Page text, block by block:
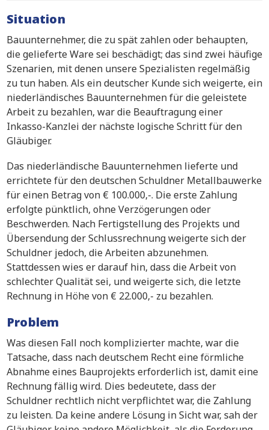
Situation
Bauunternehmer, die zu spät zahlen oder behaupten,
die gelieferte Ware sei beschädigt; das sind zwei häufige
Szenarien, mit denen unsere Spezialisten regelmäßig
zu tun haben. Als ein deutscher Kunde sich weigerte, ein
niederländisches Bauunternehmen für die geleistete
Arbeit zu bezahlen, war die Beauftragung einer
Inkasso-Kanzlei der nächste logische Schritt für den
Gläubiger.
Das niederländische Bauunternehmen lieferte und
errichtete für den deutschen Schuldner Metallbauwerke
für einen Betrag von € 100.000,-. Die erste Zahlung
erfolgte pünktlich, ohne Verzögerungen oder
Beschwerden. Nach Fertigstellung des Projekts und
Übersendung der Schlussrechnung weigerte sich der
Schuldner jedoch, die Arbeiten abzunehmen.
Stattdessen wies er darauf hin, dass die Arbeit von
schlechter Qualität sei, und weigerte sich, die letzte
Rechnung in Höhe von € 22.000,- zu bezahlen.
Problem
Was diesen Fall noch komplizierter machte, war die
Tatsache, dass nach deutschem Recht eine förmliche
Abnahme eines Bauprojekts erforderlich ist, damit eine
Rechnung fällig wird. Dies bedeutete, dass der
Schuldner rechtlich nicht verpflichtet war, die Zahlung
zu leisten. Da keine andere Lösung in Sicht war, sah der